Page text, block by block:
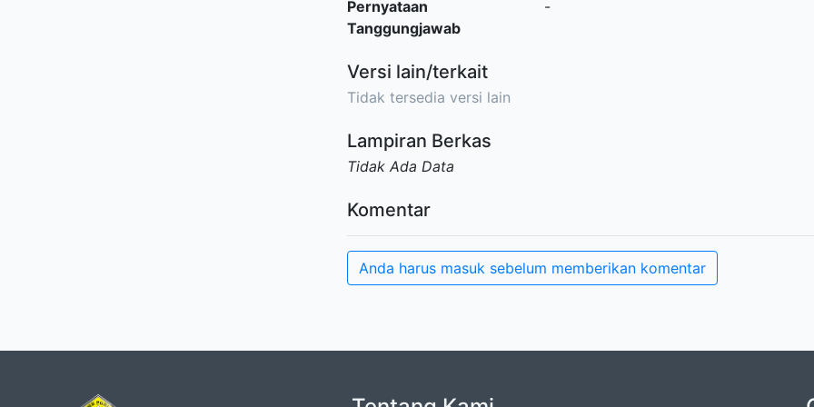
Pernyataan
Tanggungjawab
-
Versi lain/terkait
Tidak tersedia versi lain
Lampiran Berkas
Tidak Ada Data
Komentar
Anda harus masuk sebelum memberikan komentar